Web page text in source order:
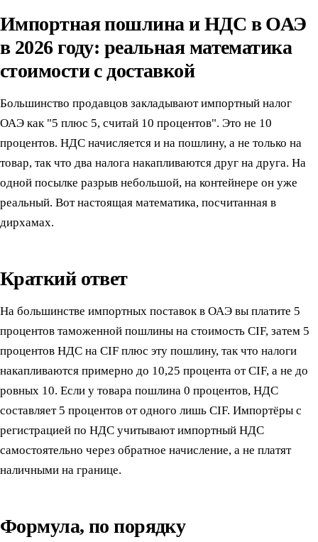
Импортная пошлина и НДС в ОАЭ
в 2026 году: реальная математика
стоимости с доставкой
Большинство продавцов закладывают импортный налог
ОАЭ как "5 плюс 5, считай 10 процентов". Это не 10
процентов. НДС начисляется и на пошлину, а не только на
товар, так что два налога накапливаются друг на друга. На
одной посылке разрыв небольшой, на контейнере он уже
реальный. Вот настоящая математика, посчитанная в
дирхамах.
Краткий ответ
На большинстве импортных поставок в ОАЭ вы платите 5
процентов таможенной пошлины на стоимость CIF, затем 5
процентов НДС на CIF плюс эту пошлину, так что налоги
накапливаются примерно до 10,25 процента от CIF, а не до
ровных 10. Если у товара пошлина 0 процентов, НДС
составляет 5 процентов от одного лишь CIF. Импортёры с
регистрацией по НДС учитывают импортный НДС
самостоятельно через обратное начисление, а не платят
наличными на границе.
Формула, по порядку